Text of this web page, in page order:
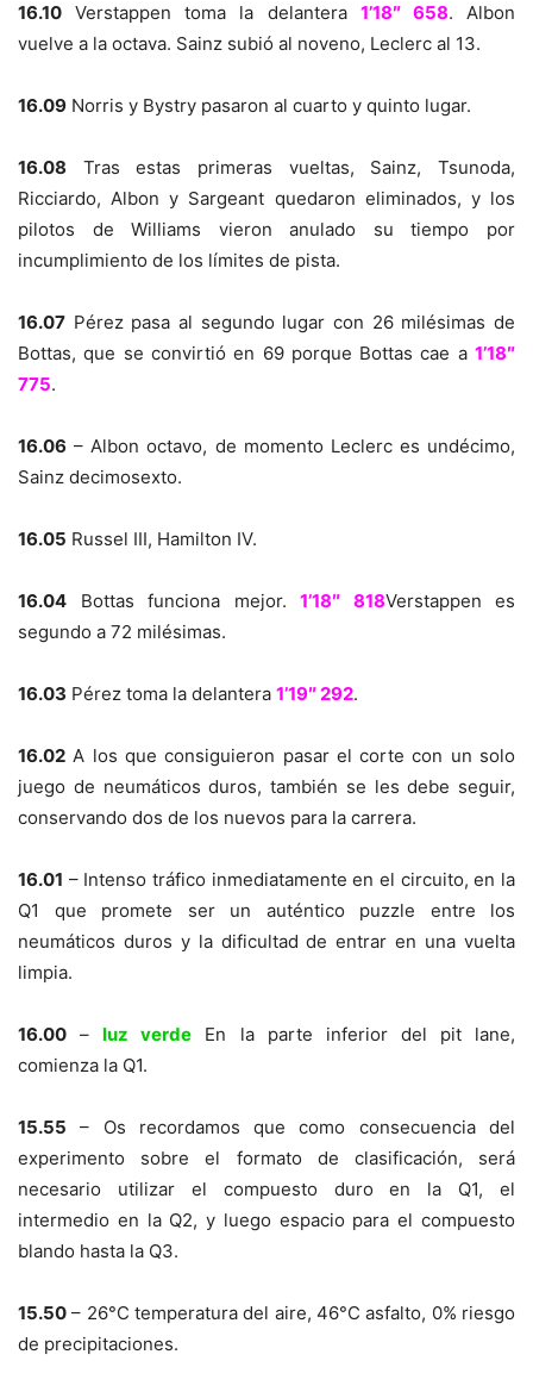
16.10 Verstappen toma la delantera 1’18″ 658. Albon
vuelve a la octava. Sainz subió al noveno, Leclerc al 13.
16.09 Norris y Bystry pasaron al cuarto y quinto lugar.
16.08 Tras estas primeras vueltas, Sainz, Tsunoda,
Ricciardo, Albon y Sargeant quedaron eliminados, y los
pilotos de Williams vieron anulado su tiempo por
incumplimiento de los límites de pista.
16.07 Pérez pasa al segundo lugar con 26 milésimas de
Bottas, que se convirtió en 69 porque Bottas cae a 1’18″
775.
16.06 – Albon octavo, de momento Leclerc es undécimo,
Sainz decimosexto.
16.05 Russel III, Hamilton IV.
16.04 Bottas funciona mejor. 1’18″ 818Verstappen es
segundo a 72 milésimas.
16.03 Pérez toma la delantera 1’19″ 292.
16.02 A los que consiguieron pasar el corte con un solo
juego de neumáticos duros, también se les debe seguir,
conservando dos de los nuevos para la carrera.
16.01 – Intenso tráfico inmediatamente en el circuito, en la
Q1 que promete ser un auténtico puzzle entre los
neumáticos duros y la dificultad de entrar en una vuelta
limpia.
16.00 –luz verde En la parte inferior del pit lane,
comienza la Q1.
15.55 – Os recordamos que como consecuencia del
experimento sobre el formato de clasificación, será
necesario utilizar el compuesto duro en la Q1, el
intermedio en la Q2, y luego espacio para el compuesto
blando hasta la Q3.
15.50 – 26°C temperatura del aire, 46°C asfalto, 0% riesgo
de precipitaciones.